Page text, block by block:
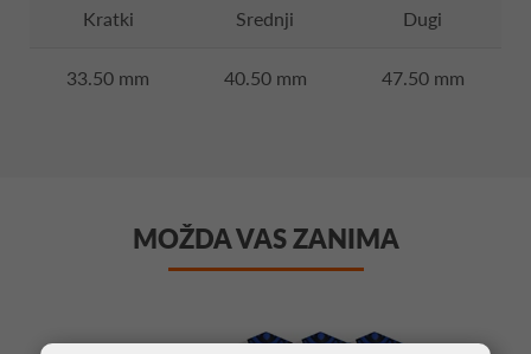
Kratki Srednji Dugi
33.50 mm 40.50 mm 47.50 mm
MOŽDA VAS ZANIMA